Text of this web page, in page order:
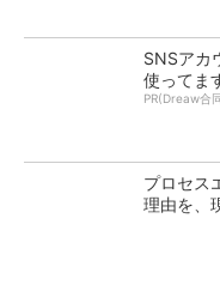
SNSアカ
使ってま
PR(Dreaw合
プロセス
理由を、